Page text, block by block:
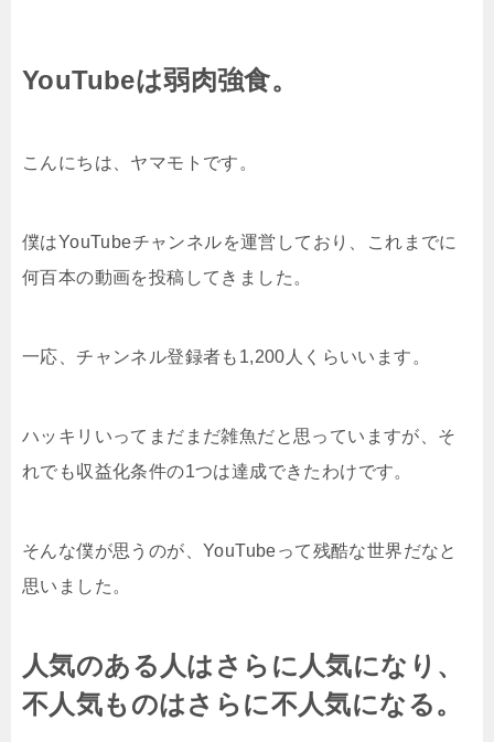
YouTubeは弱肉強食。
こんにちは、ヤマモトです。
僕はYouTubeチャンネルを運営しており、これまでに
何百本の動画を投稿してきました。
一応、チャンネル登録者も1,200人くらいいます。
ハッキリいってまだまだ雑魚だと思っていますが、そ
れでも収益化条件の1つは達成できたわけです。
そんな僕が思うのが、YouTubeって残酷な世界だなと
思いました。
人気のある人はさらに人気になり、
不人気ものはさらに不人気になる。